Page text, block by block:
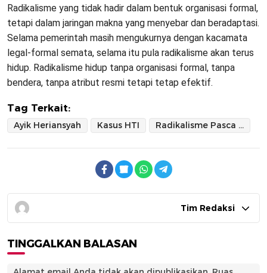
Radikalisme yang tidak hadir dalam bentuk organisasi formal,
tetapi dalam jaringan makna yang menyebar dan beradaptasi.
Selama pemerintah masih mengukurnya dengan kacamata
legal-formal semata, selama itu pula radikalisme akan terus
hidup. Radikalisme hidup tanpa organisasi formal, tanpa
bendera, tanpa atribut resmi tetapi tetap efektif.
Tag Terkait:
Ayik Heriansyah Kasus HTI Radikalisme Pasca Deformalisasi
Tim Redaksi
TINGGALKAN BALASAN